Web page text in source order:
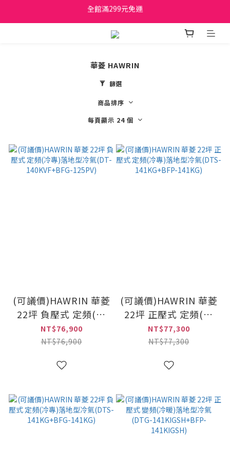
日立家電、國際牌 原廠管制價格 私訊優惠價
日立家電、國際牌 原廠管制價格 私訊優惠價
華菱 HAWRIN
篩選
商品排序
每頁顯示 24 個
(可議價)HAWRIN 華菱
22坪 負壓式 定頻(冷
專)落地型冷氣(DT-
140KVF+BFG-125PV)
NT$76,900
NT$76,900
(可議價)HAWRIN 華菱
22坪 正壓式 定頻(冷
專)落地型冷氣(DTS-
141KG+BFP-141KG)
NT$77,300
NT$77,300